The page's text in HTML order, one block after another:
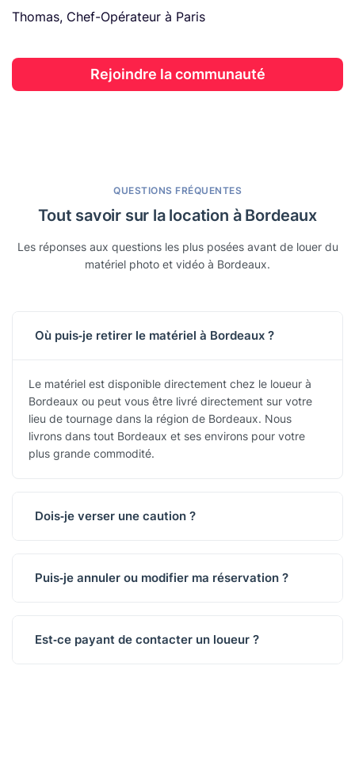
Thomas, Chef-Opérateur à Paris
Rejoindre la communauté
QUESTIONS FRÉQUENTES
Tout savoir sur la location à Bordeaux
Les réponses aux questions les plus posées avant de louer du
matériel photo et vidéo à Bordeaux.
Où puis‑je retirer le matériel à Bordeaux ?
Le matériel est disponible directement chez le loueur à
Bordeaux ou peut vous être livré directement sur votre
lieu de tournage dans la région de Bordeaux. Nous
livrons dans tout Bordeaux et ses environs pour votre
plus grande commodité.
Dois‑je verser une caution ?
Puis‑je annuler ou modifier ma réservation ?
Est‑ce payant de contacter un loueur ?